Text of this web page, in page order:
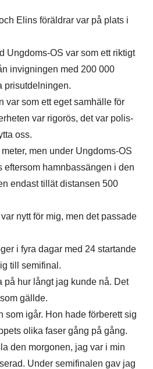
Elins föräldrar var på plats i
Ungdoms-OS var som ett riktigt
invigningen med 200 000
prisutdelningen.
var som ett eget samhälle för
var rigorös, det var polis-
oss.
men under Ungdoms-OS
eftersom hamnbassängen i den
endast tillät distansen 500
nytt för mig, men det passade
i fyra dagar med 24 startande
till semifinal.
på hur långt jag kunde nå. Det
gällde.
som igår. Hon hade förberett sig
olika faser gång på gång.
den morgonen, jag var i min
Under semifinalen gav jag